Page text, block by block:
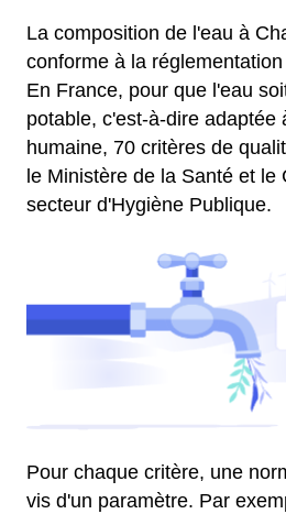
La composition de l'eau à
conforme à la
En France, pour que l'eau
potable, c'est-à-dire adaptée
humaine, 70 critères de
le Ministère de la Santé et le
secteur d'Hygiène Publique.
Pour chaque critère, une
vis d'un paramètre. Par